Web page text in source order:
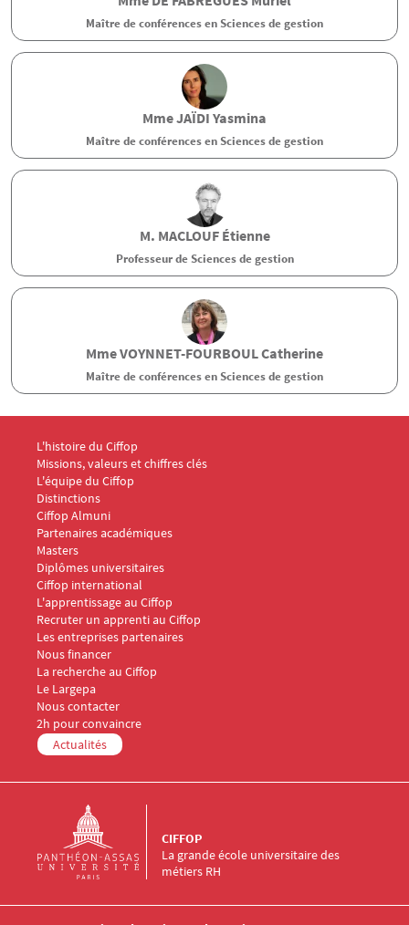
Maître de conférences en Sciences de gestion
MmeJAÏDI Yasmina
Maître de conférences en Sciences de gestion
M. MACLOUFÉtienne
Professeur de Sciences de gestion
MmeVOYNNET-FOURBOULCatherine
Maître de conférences en Sciences de gestion
Menu Footer CIFFOP 1
L'histoire du Ciffop
Missions, valeurs et chiffres clés
L'équipe du Ciffop
Distinctions
Ciffop Almuni
Partenaires académiques
Menu Footer CIFFOP 2
Masters
Diplômes universitaires
Ciffop international
Menu Footer CIFFOP 3
L'apprentissage au Ciffop
Recruter un apprenti au Ciffop
Les entreprises partenaires
Nous financer
Menu Footer CIFFOP 4
La recherche au Ciffop
Le Largepa
Menu Footer CIFFOP 5
Nous contacter
2h pour convaincre
Actualités
La grande école universitaire des
métiers RH
CIFFOP